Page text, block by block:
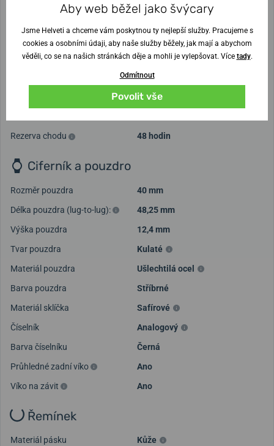
5 roků
Pohon
Manuální
PRIM KALIBR 93
Rezerva chodu
48 hodin
Ciferník a pouzdro
Rozměr pouzdra
40 mm
Délka pouzdra (lug-to-lug):
48,25 mm
Výška pouzdra
12,4 mm
Tvar pouzdra
Kulaté
Materiál pouzdra
Ušlechtilá ocel
Barva pouzdra
Stříbrné
Materiál sklíčka
Safírové
Číselník
Analogový
Barva číselníku
Černá
Průhledné zadní víko
Ano
Víko na závit
Ano
Řemínek
Materiál pásku
Kůže
Aby web běžel jako švýcary
Jsme Helveti a chceme vám poskytnou ty nejlepší služby. Pracujeme s
cookies a osobními údaji, aby naše služby běžely, jak mají a abychom
věděli, co se na našich stránkách děje a mohli je vylepšovat. Více tady.
Odmítnout
Povolit vše